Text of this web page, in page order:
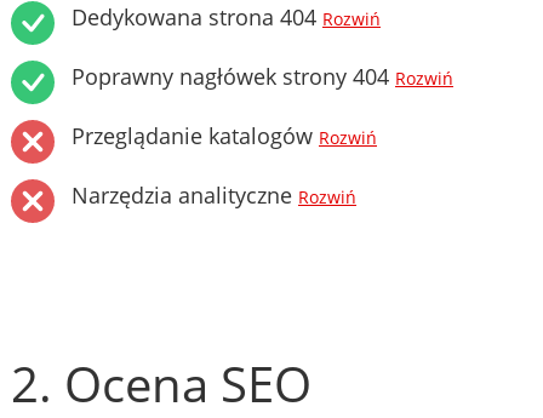
Dedykowana strona 404 Rozwiń
Poprawny nagłówek strony 404 Rozwiń
Przeglądanie katalogów Rozwiń
Narzędzia analityczne Rozwiń
2. Ocena SEO